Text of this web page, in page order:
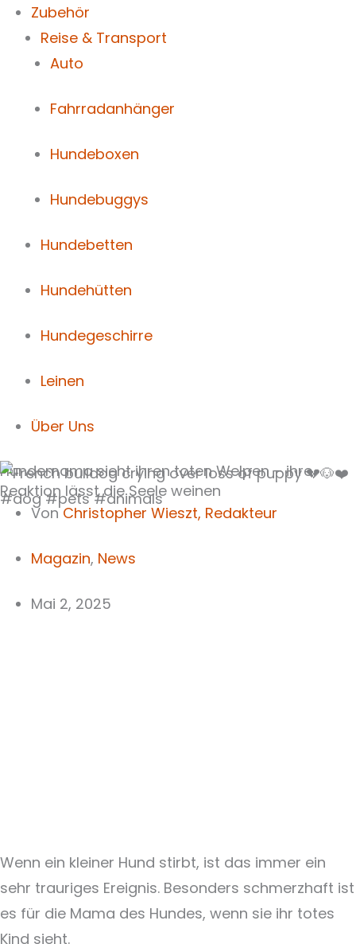
Zubehör
Reise & Transport
Auto
Fahrradanhänger
Hundeboxen
Hundebuggys
Hundebetten
Hundehütten
Hundegeschirre
Leinen
Über Uns
Hundemama sieht ihren toten Welpen – ihre
Reaktion lässt die Seele weinen
VonChristopher Wieszt, Redakteur
Magazin, News
Mai 2, 2025
Wenn ein kleiner Hund stirbt, ist das immer ein
sehr trauriges Ereignis. Besonders schmerzhaft ist
es für die Mama des Hundes, wenn sie ihr totes
Kind sieht.